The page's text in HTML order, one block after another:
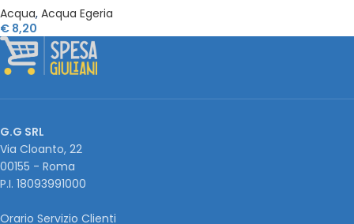
Acqua, Acqua Egeria
€ 8,20
G.G SRL
Via Cloanto, 22
00155 - Roma
P.I. ‭18093991000
Orario Servizio Clienti